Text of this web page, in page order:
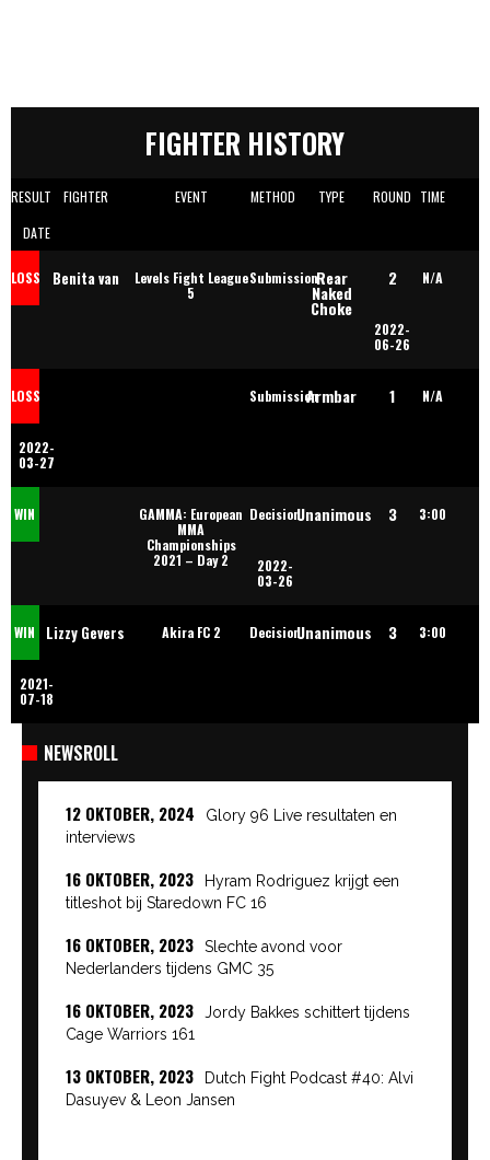
FIGHTER HISTORY
RESULT FIGHTER EVENT METHOD TYPE ROUND TIME
DATE
LOSS Benita van
Levels Fight League
5
SubmissionRear
Naked
Choke
2 N/A
2022-
06-26
LOSS SubmissionArmbar 1 N/A
2022-
03-27
WIN
GAMMA: European
MMA
Championships
2021 – Day 2
DecisionUnanimous 3 3:00
2022-
03-26
WIN Lizzy Gevers Akira FC 2 DecisionUnanimous 3 3:00
2021-
07-18
NEWSROLL
12 OKTOBER, 2024
Glory 96 Live resultaten en
interviews
16 OKTOBER, 2023
Hyram Rodriguez krijgt een
titleshot bij Staredown FC 16
16 OKTOBER, 2023
Slechte avond voor
Nederlanders tijdens GMC 35
16 OKTOBER, 2023
Jordy Bakkes schittert tijdens
Cage Warriors 161
13 OKTOBER, 2023
Dutch Fight Podcast #40: Alvi
Dasuyev & Leon Jansen